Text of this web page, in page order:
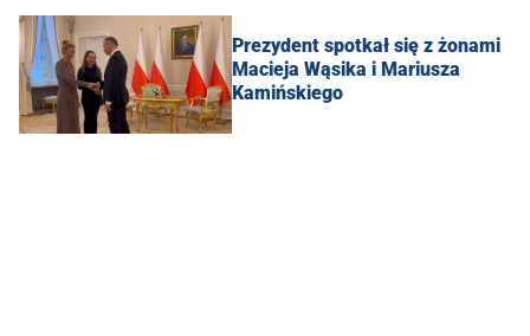
Prezydent spotkał się z żonami
Macieja Wąsika i Mariusza
Kamińskiego